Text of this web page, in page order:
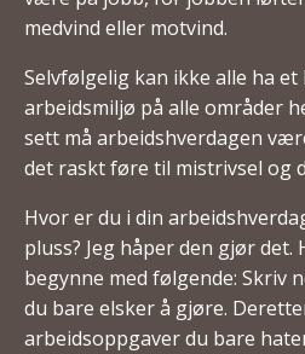
medvind eller motvind.
Selvfølgelig kan ikke alle ha
arbeidsmiljø på alle områder
sett må arbeidshverdagen
det raskt føre til mistrivsel og
Hvor er du i din
pluss? Jeg håper den gjør det.
begynne med følgende: Skriv
du bare elsker å gjøre.
arbeidsoppgaver du bare